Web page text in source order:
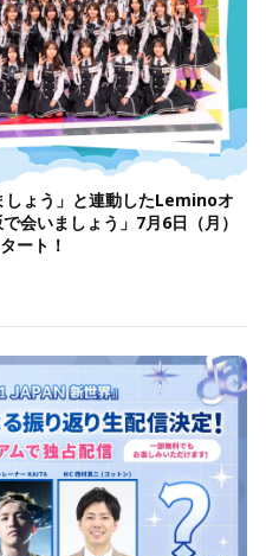
しょう」と連動したLeminoオ
会いましょう」7月6日（月）
ート！